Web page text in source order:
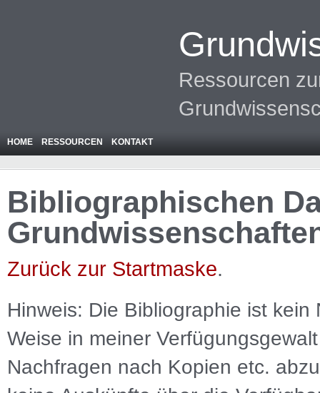
Ressourcen
HOME RESSOURCEN KONTAKT
Bibliographischen
Zurück zur Startmaske.
Hinweis: Die Bibliographie ist kein
Weise in meiner
Nachfragen nach Kopien etc.